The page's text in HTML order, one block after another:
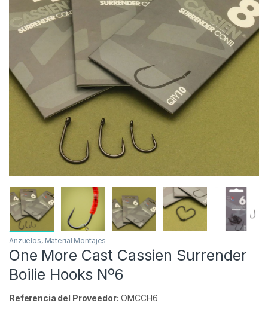
Anzuelos, Material Montajes
One More Cast Cassien Surrender
Boilie Hooks Nº6
Referencia del Proveedor: OMCCH6